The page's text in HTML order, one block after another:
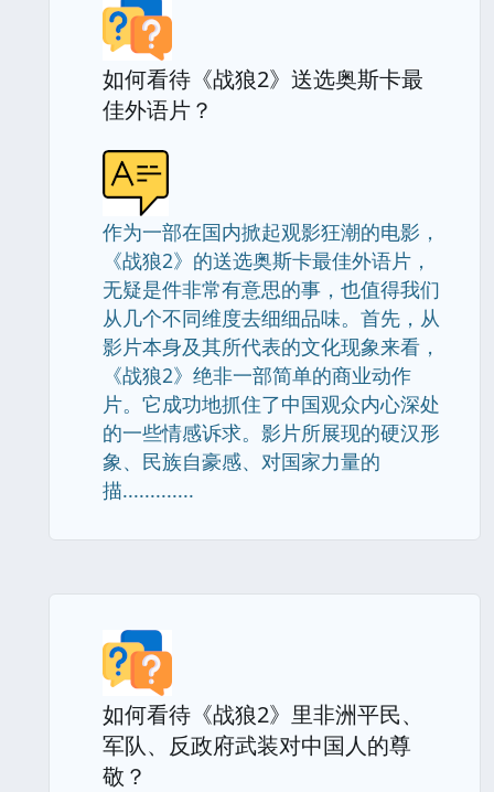
如何看待《战狼2》送选奥斯卡最
佳外语片？
作为一部在国内掀起观影狂潮的电影，
《战狼2》的送选奥斯卡最佳外语片，
无疑是件非常有意思的事，也值得我们
从几个不同维度去细细品味。首先，从
影片本身及其所代表的文化现象来看，
《战狼2》绝非一部简单的商业动作
片。它成功地抓住了中国观众内心深处
的一些情感诉求。影片所展现的硬汉形
象、民族自豪感、对国家力量的
描.............
如何看待《战狼2》里非洲平民、
军队、反政府武装对中国人的尊
敬？